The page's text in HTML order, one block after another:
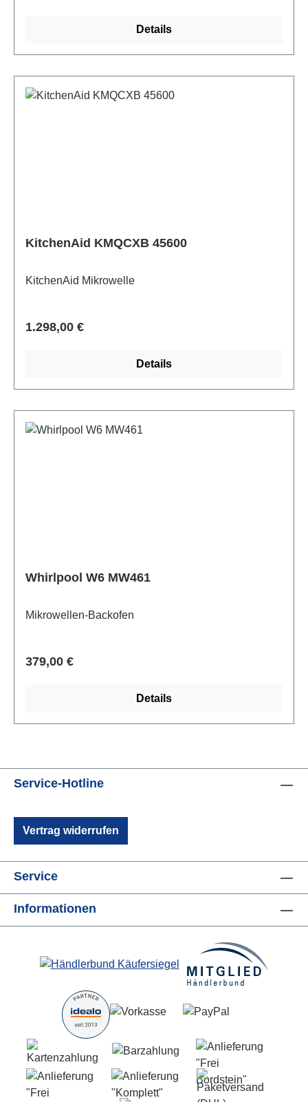
Details
KitchenAid KMQCXB 45600
KitchenAid Mikrowelle
Regulärer Preis:
1.298,00 €
Details
Whirlpool W6 MW461
Mikrowellen-Backofen
Regulärer Preis:
379,00 €
Details
Service-Hotline
Vertrag widerrufen
Service
Informationen